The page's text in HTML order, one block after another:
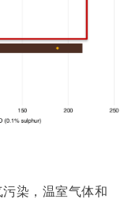
染，温室气体和